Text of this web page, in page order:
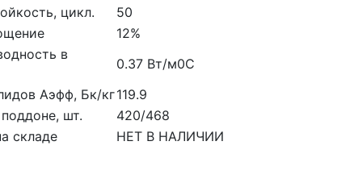
цикл.
50
12%
в
0.37 Вт/м0С
Аэфф, Бк/кг119.9
шт.
420/468
складе
НЕТ В НАЛИЧИИ